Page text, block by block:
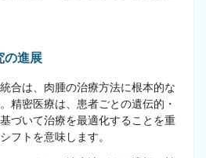
の進展
合は、肉腫の治療方法に根本的な
精密医療は、患者ごとの遺伝的・
づいて治療を最適化することを重
フトを意味します。